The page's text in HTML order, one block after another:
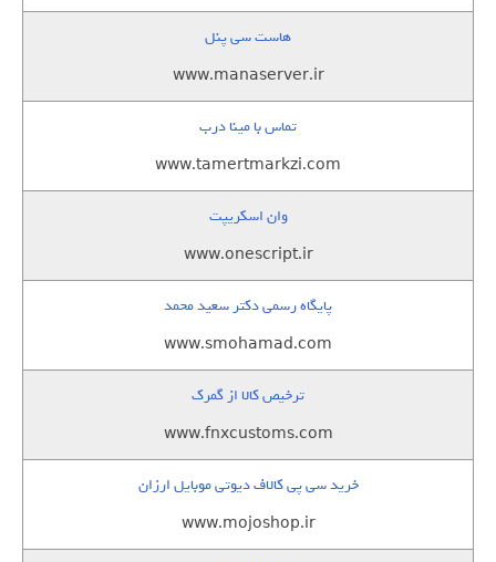
هاست سی پنل
www.manaserver.ir
تماس با مینا درب
www.tamertmarkzi.com
وان اسکریپت
www.onescript.ir
پایگاه رسمی دکتر سعید محمد
www.smohamad.com
ترخیص کالا از گمرک
www.fnxcustoms.com
خرید سی پی کالاف دیوتی موبایل ارزان
www.mojoshop.ir